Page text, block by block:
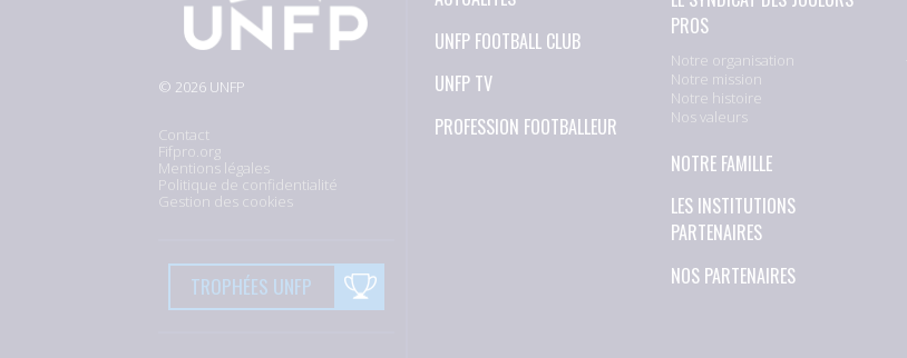
© 2026 UNFP
Contact
Fifpro.org
Mentions légales
Politique de confidentialité
Gestion des cookies
TROPHÉES UNFP
UNFP FOOTBALL CLUB
UNFP TV
PROFESSION FOOTBALLEUR
PROS
Notre organisation
Notre mission
Notre histoire
Nos valeurs
NOTRE FAMILLE
LES INSTITUTIONS
PARTENAIRES
NOS PARTENAIRES